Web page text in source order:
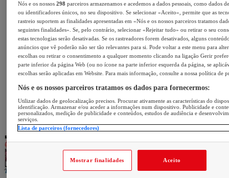
Nós e os nossos298 parceiros armazenamos e acedemos a dados pessoais, como dados
ou identificadores únicos, no seu dispositivo. Se selecionar «Aceito», permite que as
rastreio suportem as finalidades apresentadas em «Nós e os nossos parceiros tratamos
seguintes finalidades». Se, pelo contrário, selecionar «Rejeitar tudo» ou retirar o seu
estas tecnologias serão desativadas. Se os rastreadores forem desativados, alguns
anúncios que vê poderão não ser tão relevantes para si. Pode voltar a este menu para
escolhas ou retirar o consentimento a qualquer momento clicando na ligação Gerir
parte inferior da página Web (ou no ícone na parte inferior esquerda da página, se
escolhas serão aplicadas em Website. Para mais informação, consulte a nossa política de
Nós e os nossos parceiros tratamos os dados para fornecermos:
Utilizar dados de geolocalização precisos. Procurar ativamente as características do
identificação. Armazenar e/ou aceder a informações num dispositivo. Publicidade e
personalizados, medição de publicidade e conteúdos, estudos de audiência e
serviços.
Lista de parceiros (fornecedores)
Mostrar finalidades Aceito